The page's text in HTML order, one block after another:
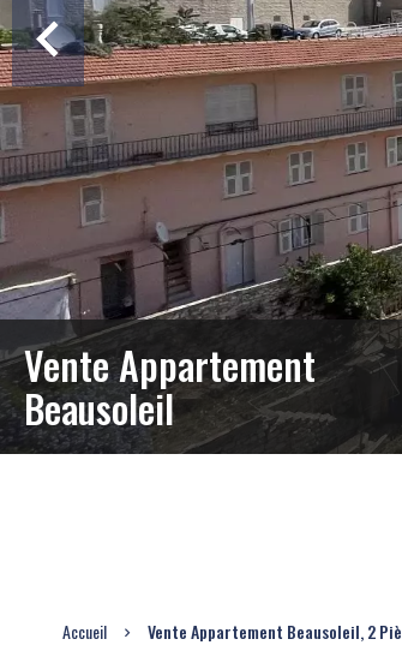
Vente Appartement
Beausoleil
Accueil Vente Appartement Beausoleil, 2